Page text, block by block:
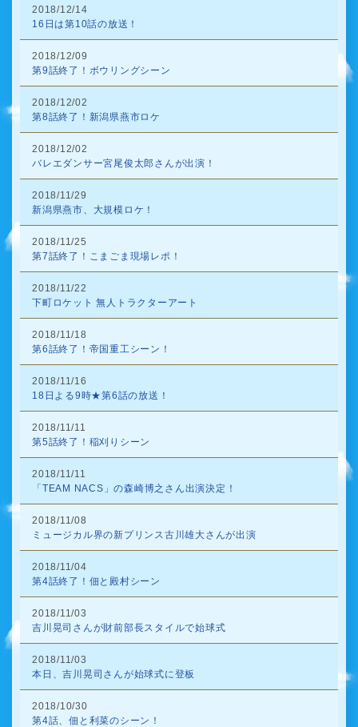
2018/12/14
16日は第10話の放送！
2018/12/09
第9話終了！ボウリングシーン
2018/12/02
第8話終了！新潟県燕市ロケ
2018/12/02
バレエダンサー宮尾俊太郎さんが出演！
2018/11/29
新潟県燕市、大規模ロケ！
2018/11/25
第7話終了！こまごま現場レポ！
2018/11/22
下町ロケット 無人トラクターアート
2018/11/18
第6話終了！帝国重工シーン！
2018/11/16
18日よる9時★第6話の放送！
2018/11/11
第5話終了！稲刈りシーン
2018/11/11
「TEAM NACS」の森崎博之さん出演決定！
2018/11/08
ミュージカル界の新プリンス古川雄大さんが出演
2018/11/04
第4話終了！佃と殿村シーン
2018/11/03
吉川晃司さんが財前部長スタイルで始球式
2018/11/03
本日、吉川晃司さんが始球式に登板
2018/10/30
第4話、佃と利菜のシーン！